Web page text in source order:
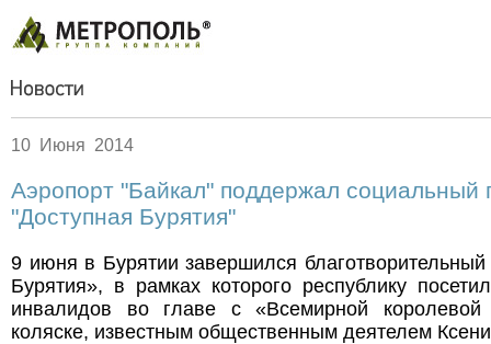
10 Июня 2014
Аэропорт "Байкал" поддержал социальный
"Доступная Бурятия"
9 июня в Бурятии завершился благотворительный
Бурятия», в рамках которого республику
инвалидов во главе с «Всемирной королевой
коляске, известным общественным деятелем